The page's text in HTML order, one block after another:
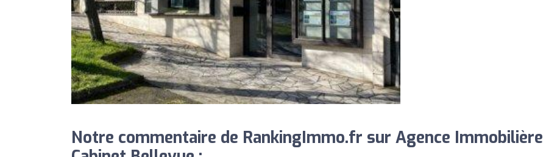
Notre commentaire de RankingImmo.fr sur Agence Immobilière